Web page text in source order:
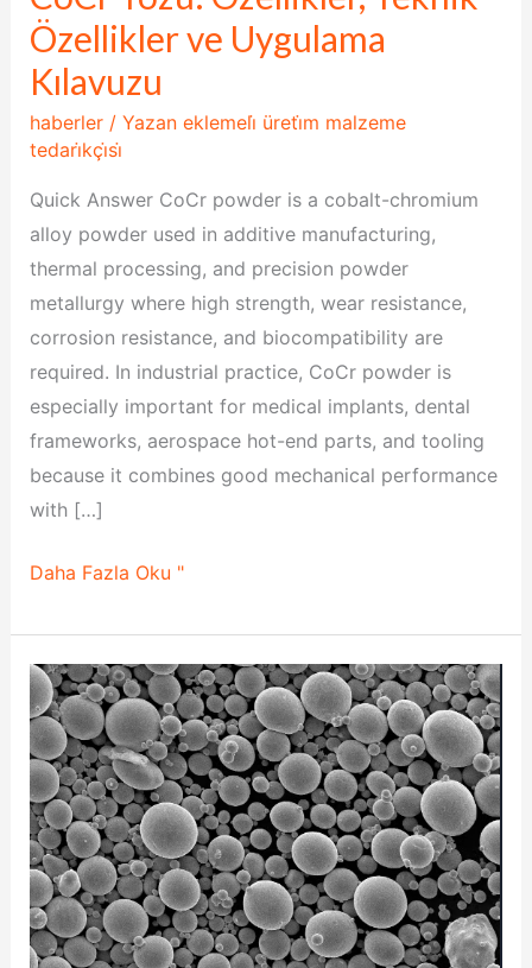
Özellikler ve Uygulama
Kılavuzu
haberler/ Yazan eklemeli̇ üreti̇m malzeme
tedari̇kçi̇si̇
Quick Answer CoCr powder is a cobalt-chromium
alloy powder used in additive manufacturing,
thermal processing, and precision powder
metallurgy where high strength, wear resistance,
corrosion resistance, and biocompatibility are
required. In industrial practice, CoCr powder is
especially important for medical implants, dental
frameworks, aerospace hot-end parts, and tooling
because it combines good mechanical performance
with […]
Tozu:
Özellikler,
Teknik
Özellikler
ve
Uygulama
Kılavuzu
Daha Fazla Oku "
AM
için
FeNi42
Yumuşak
Manyetik
Toz
Tedarikinde
Dikkat
Edilmesi